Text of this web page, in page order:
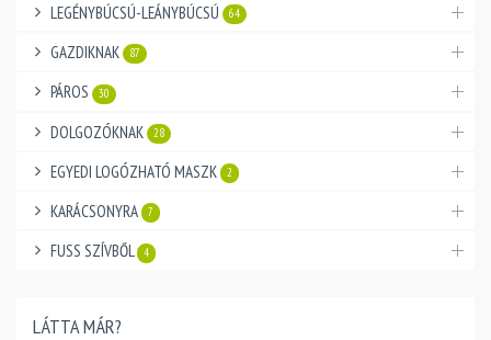
LEGÉNYBÚCSÚ-LEÁNYBÚCSÚ 64
GAZDIKNAK 87
PÁROS 30
DOLGOZÓKNAK 28
EGYEDI LOGÓZHATÓ MASZK 2
KARÁCSONYRA 7
FUSS SZÍVBŐL 4
LÁTTA MÁR?